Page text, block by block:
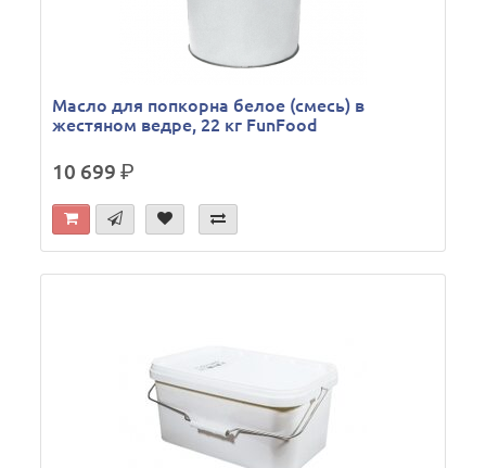
Масло для попкорна белое (смесь) в
жестяном ведре, 22 кг FunFood
10 699р.